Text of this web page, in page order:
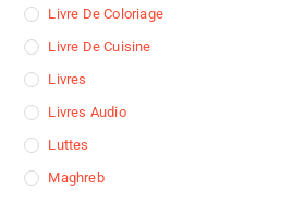
Livre De Coloriage
Livre De Cuisine
Livres
Livres Audio
Luttes
Maghreb